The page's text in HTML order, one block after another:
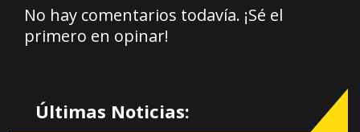
No hay comentarios todavía. ¡Sé el
primero en opinar!
Últimas Noticias: